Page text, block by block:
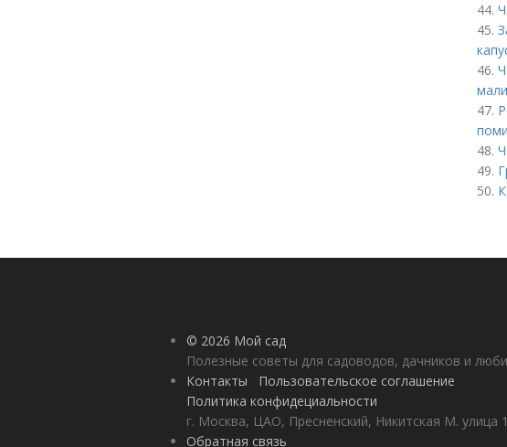
44.
45.
46.
47.
48.
49.
50.
© 2026 Мой сад
Полезные советы для садоводов, дачников и
Контакты
Пользовательское соглашение
Политика конфидециальности
г. Москва, ЦАО, Пресненский, Никитская М. улица
Обратная связь